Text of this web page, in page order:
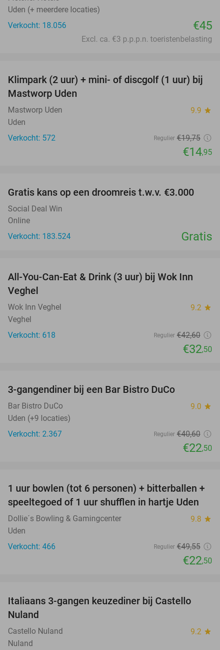
Uden (+ meerdere locaties)
Verkocht: 18.056
€45
Excl. ca. €3 p.p.p.n. toeristenbelasting
24%
Klimpark (2 uur) + mini- of discgolf (1 uur) bij
Mastworp Uden
Mastworp Uden 9.9 star
Uden
Verkocht: 572
Regulier €19,75
€14,95
Gratis kans op een droomreis t.w.v. €3.000
Social Deal Win
Online
Verkocht: 183.524
Gratis
24%
All-You-Can-Eat & Drink (3 uur) bij Wok Inn
Veghel
Wok Inn Veghel 9.2 star
Veghel
Verkocht: 618
Regulier €42,60
€32,50
3-gangendiner bij een Bar Bistro DuCo
Bar Bistro DuCo 9.0 star
Uden (+9 locaties)
Verkocht: 2.367
Regulier €40,60
€22,50
55%
1 uur bowlen (tot 6 personen) + bitterballen +
speeltegoed of 1 uur shufflen in hartje Uden
Dollie´s Bowling & Gamingcenter 9.8 star
Uden
Verkocht: 466
Regulier €49,55
€22,50
24%
Italiaans 3-gangen keuzediner bij Castello
Nuland
Castello Nuland 9.2 star
Nuland